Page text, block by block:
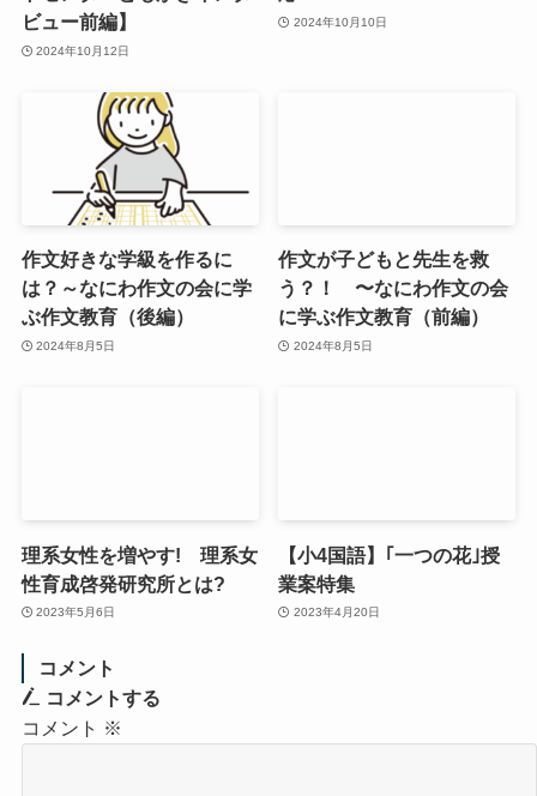
ビュー前編】
2024年10月12日
2024年10月10日
作文好きな学級を作るに
は？～なにわ作文の会に学
ぶ作文教育（後編）
2024年8月5日
作文が子どもと先生を救
う？！ 〜なにわ作文の会
に学ぶ作文教育（前編）
2024年8月5日
理系女性を増やす! 理系女
性育成啓発研究所とは?
2023年5月6日
【小4国語】｢一つの花｣授
業案特集
2023年4月20日
コメント
コメントする
コメント ※